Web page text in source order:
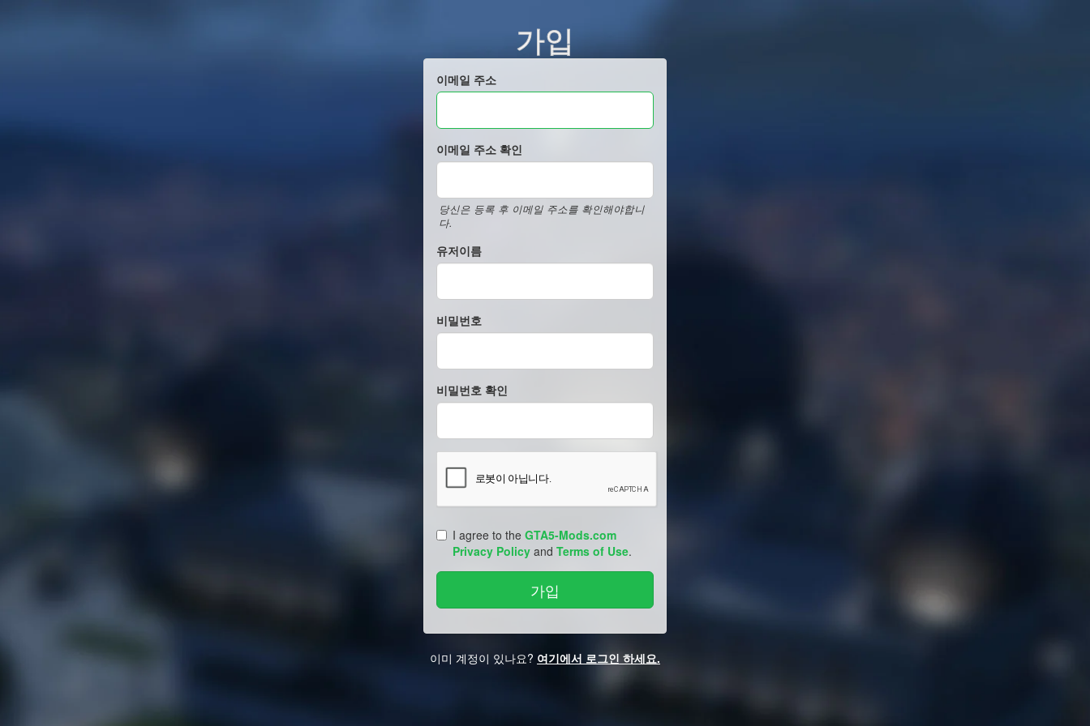
가입
이메일 주소
이메일 주소 확인
당신은 등록 후 이메일 주소를 확인해야합니
다.
유저이름
비밀번호
비밀번호 확인
I agree to the GTA5-Mods.com
Privacy Policy and Terms of Use.
이미 계정이 있나요? 여기에서 로그인 하세요.